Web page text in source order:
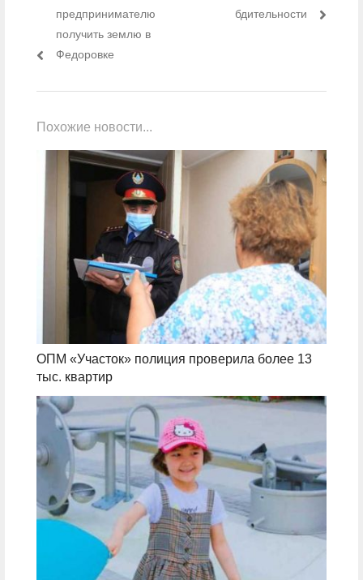
предпринимателю
получить землю в
Федоровке
бдительности
Похожие новости...
ОПМ «Участок» полиция проверила более 13
тыс. квартир